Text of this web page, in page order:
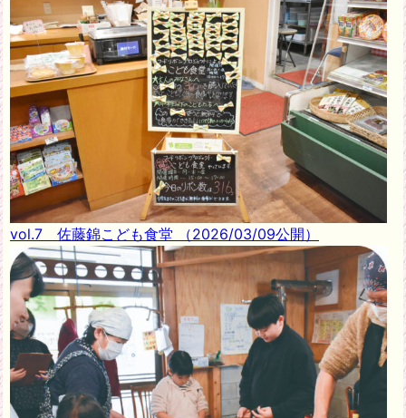
vol.7 佐藤錦こども食堂 （2026/03/09公開）